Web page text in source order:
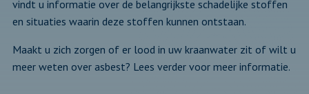
vindt u informatie over de belangrijkste schadelijke stoffen
en situaties waarin deze stoffen kunnen ontstaan.
Maakt u zich zorgen of er lood in uw kraanwater zit of wilt u
meer weten over asbest? Lees verder voor meer informatie.